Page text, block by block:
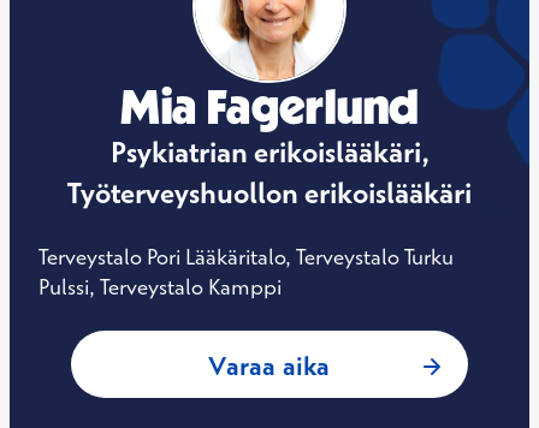
Mia Fagerlund
Psykiatrian erikoislääkäri,
Työterveyshuollon erikoislääkäri
Terveystalo Pori Lääkäritalo, Terveystalo Turku
Pulssi, Terveystalo Kamppi
Varaa aika : Mia Fagerlund,